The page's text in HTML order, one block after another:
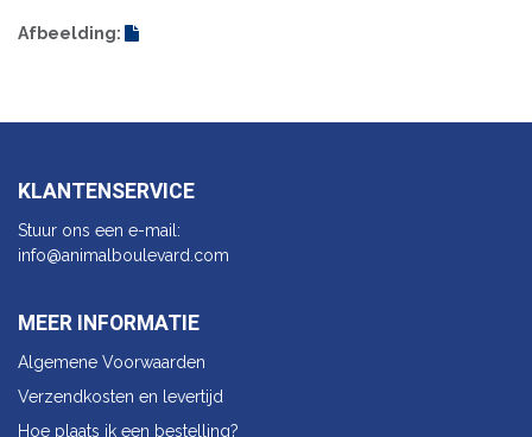
Afbeelding:
KLANTENSERVICE
Stuur ons een e-mail:
info@animalbo​ulevard.com
MEER INFORMATIE
Algemene Voorwaarden
Verzendkosten en levertijd
Hoe plaats ik een bestelling?